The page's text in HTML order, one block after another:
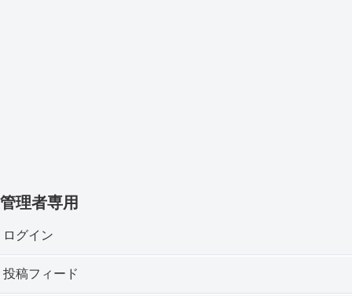
管理者専用
ログイン
投稿フィード